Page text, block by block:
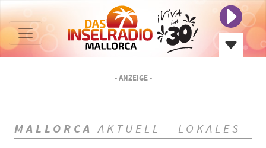
- ANZEIGE -
MALLORCA AKTUELL - LOKALES